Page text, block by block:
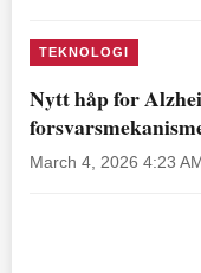
TEKNOLOGI
Nytt håp for
March 4, 2026 4:23 AM